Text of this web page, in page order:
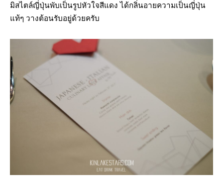
มิสไตล์ญี่ปุ่นพับเป็นรูปหัวใจสีแดง ได้กลิ่นอายความเป็นญี่ปุ่น
แท้ๆ วางต้อนรับอยู่ด้วยครับ